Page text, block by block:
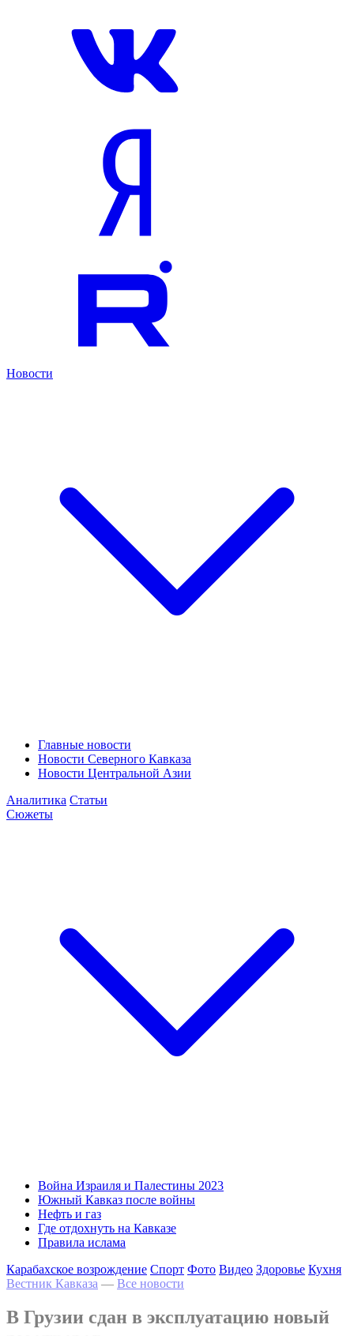
Новости
Главные новости
Новости Северного Кавказа
Новости Центральной Азии
Аналитика Статьи
Сюжеты
Война Израиля и Палестины 2023
Южный Кавказ после войны
Нефть и газ
Где отдохнуть на Кавказе
Правила ислама
Карабахское возрождение Спорт Фото Видео Здоровье Кухня
Вестник Кавказа — Все новости
В Грузии сдан в эксплуатацию новый